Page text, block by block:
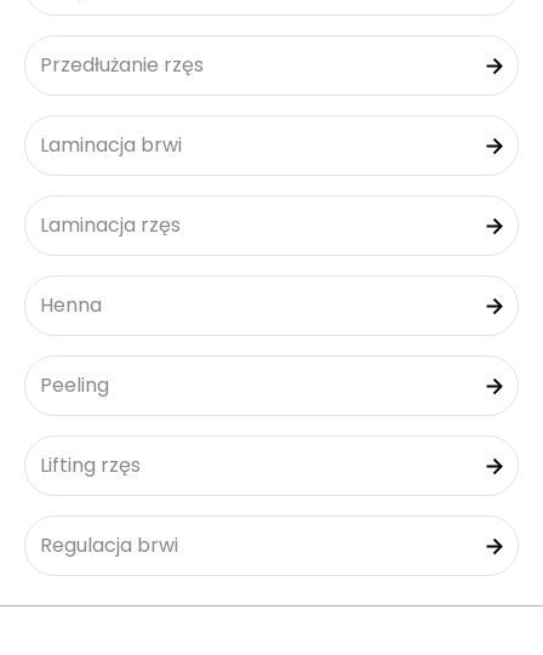
Przedłużanie rzęs
Laminacja brwi
Laminacja rzęs
Henna
Peeling
Lifting rzęs
Regulacja brwi